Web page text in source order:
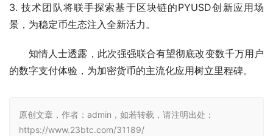
3. 技术团队将联手探索基于区块链的PYUSD创新应用场
景，为稳定币生态注入全新活力。
知情人士透露，此次强强联合有望彻底改变数千万用户
的数字支付体验，为加密货币的主流化应用树立里程碑。
原创文章，作者：admin，如若转载，请注明出处：
https://www.23btc.com/31189/